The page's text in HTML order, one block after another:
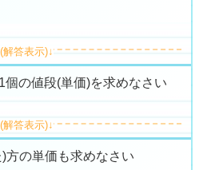
個の値段(単価)を求めなさい
方の単価も求めなさい